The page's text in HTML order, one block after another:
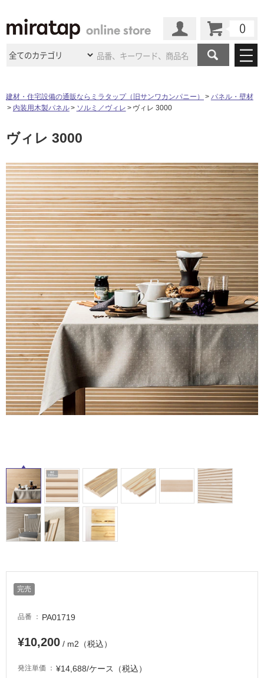
商品カテゴリ
キッチン
ム）・トイレ
ドア（扉）・建具・玄関
扉
エクステリア（外構）
ウッドデッキ フローリング・床材
収納 インテリア・家具
照明 ペット用品
内装用建材 パネル・壁材
ロートアイアン 天然石・石材
メンテナンス・施工材 新商品
施工事例
施工事例
ミラタップのあるくらし お客様訪問インタビュー
店舗・施設事例
ショールームのご案内 東京ショールーム
大阪ショールーム 仙台ショールーム
名古屋ショールーム 京都ショールーム
福岡ショールーム 札幌スマートショールー
ム
横浜スマートショールー
ム
ウェルビーみのおHDC
BOX
サポート
ご利用ガイド 初めての方へ
よくある質問 お問い合わせ
修理お問い合わせ クレーム公開
説明書・図面検索 水まわり3年保証
お役立ち情報 住まいのスタイリング
アイデア
ミラタップ チャンネル
オンライン相談
その他サービス
ミラタップと創る家
ASOLIE
工事会社紹介Coziコンシ
ェルジュ
自分らしい家づくり
SUVACO
最高のリノベ会社がみつ
かるリノベりす
建材・住宅設備の通販ならミラタップ（旧サンワカンパニー）
パネル・壁材
内装用木製パネル
ソルミ／ヴィレ ヴィレ 3000
ヴィレ 3000
完売
品番 PA01719
¥10,200 / m2（税込）
発注単価 ¥14,688/ケース（税込）
タ
ル
屋
内
床・
浴
駐
場